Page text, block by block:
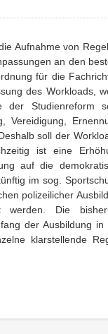
Aufnahme von
an den
für die
des Workloads,
der Studienreform
Vereidigung,
soll der
ist eine
auf die
im sog.
polizeilicher
werden. Die
der Ausbildung
klarstellende